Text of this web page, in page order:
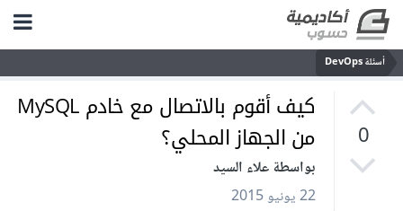
أسئلة DevOps
0
كيف أقوم بالاتصال مع خادم MySQL
من الجهاز المحلي؟
بواسطة علاء السيد
22 يونيو 2015